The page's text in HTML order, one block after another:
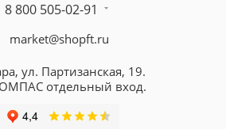
8 800 505-02-91
market@shopft.ru
ул. Партизанская, 19.
отдельный вход.